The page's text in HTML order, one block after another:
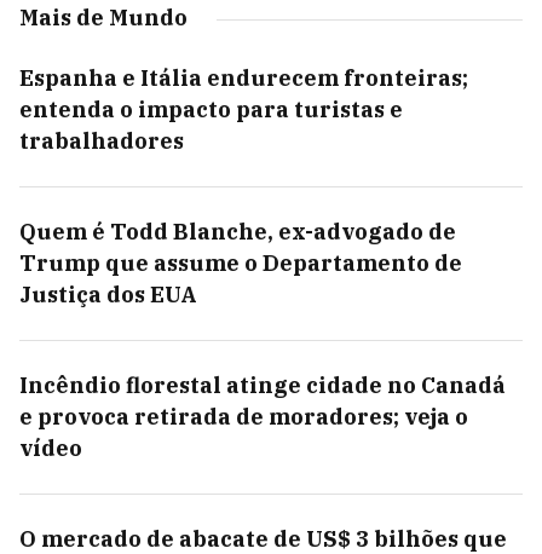
Mais de Mundo
Espanha e Itália endurecem fronteiras;
entenda o impacto para turistas e
trabalhadores
Quem é Todd Blanche, ex-advogado de
Trump que assume o Departamento de
Justiça dos EUA
Incêndio florestal atinge cidade no Canadá
e provoca retirada de moradores; veja o
vídeo
O mercado de abacate de US$ 3 bilhões que